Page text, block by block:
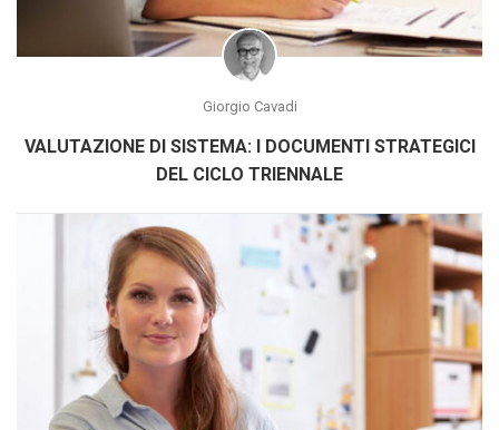
Giorgio Cavadi
VALUTAZIONE DI SISTEMA: I DOCUMENTI STRATEGICI
DEL CICLO TRIENNALE